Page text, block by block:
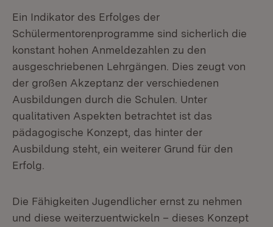
Ein Indikator des Erfolges der
Schülermentorenprogramme sind sicherlich die
konstant hohen Anmeldezahlen zu den
ausgeschriebenen Lehrgängen. Dies zeugt von
der großen Akzeptanz der verschiedenen
Ausbildungen durch die Schulen. Unter
qualitativen Aspekten betrachtet ist das
pädagogische Konzept, das hinter der
Ausbildung steht, ein weiterer Grund für den
Erfolg.
Die Fähigkeiten Jugendlicher ernst zu nehmen
und diese weiterzuentwickeln – dieses Konzept